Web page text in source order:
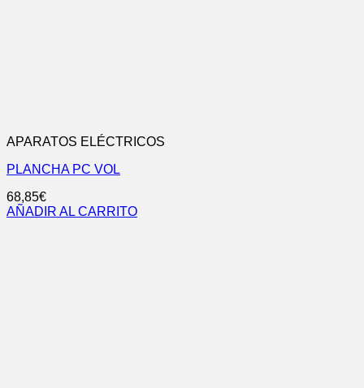
APARATOS ELÉCTRICOS
PLANCHA PC VOL
68,85€
AÑADIR AL CARRITO